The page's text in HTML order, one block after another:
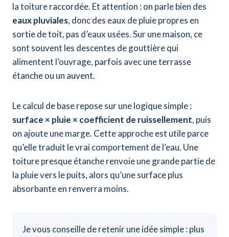
la toiture raccordée. Et attention : on parle bien des
eaux pluviales, donc des eaux de pluie propres en
sortie de toit, pas d’eaux usées. Sur une maison, ce
sont souvent les descentes de gouttière qui
alimentent l’ouvrage, parfois avec une terrasse
étanche ou un auvent.
Le calcul de base repose sur une logique simple :
surface × pluie × coefficient de ruissellement, puis
on ajoute une marge. Cette approche est utile parce
qu’elle traduit le vrai comportement de l’eau. Une
toiture presque étanche renvoie une grande partie de
la pluie vers le puits, alors qu’une surface plus
absorbante en renverra moins.
Je vous conseille de retenir une idée simple : plus